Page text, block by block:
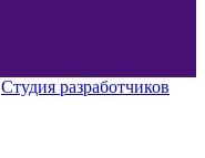
Студия разработчиков